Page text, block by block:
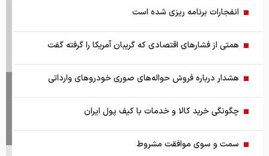
انفجارات برنامه ریزی شده است
همتی از فشارهای اقتصادی که گریبان آمریکا را گرفته گفت
هشدار درباره فروش حواله‌های صوری خودروهای وارداتی
چگونگی خرید کالا و خدمات با کیف پول ایران
سمت و سوی موافقت مشروط